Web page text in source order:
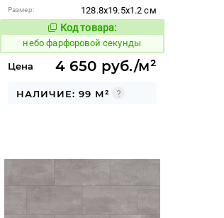
Размер:
128.8x19.5x1.2 см
Код товара:
1123337 Код товара:
небо фарфоровой секунды
Цена 4 650 руб./м²
НАЛИЧИЕ: 99 М²